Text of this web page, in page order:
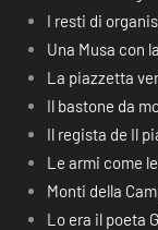
I resti di
Una Musa con
La piazzetta
Il bastone da
Il regista de Il
Le armi come
Monti della
Lo era il poeta